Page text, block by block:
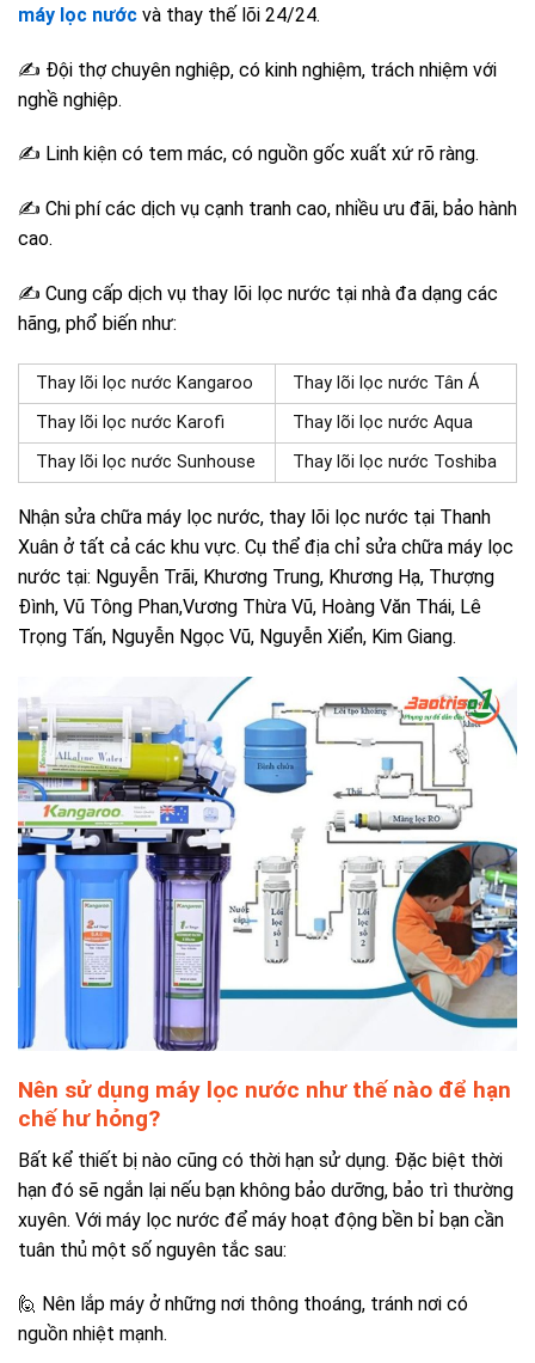
máy lọc nước và thay thế lõi 24/24.
✍ Đội thợ chuyên nghiệp, có kinh nghiệm, trách nhiệm với
nghề nghiệp.
✍ Linh kiện có tem mác, có nguồn gốc xuất xứ rõ ràng.
✍ Chi phí các dịch vụ cạnh tranh cao, nhiều ưu đãi, bảo hành
cao.
✍ Cung cấp dịch vụ thay lõi lọc nước tại nhà đa dạng các
hãng, phổ biến như:
Thay lõi lọc nước Kangaroo
Thay lõi lọc nước Tân Á
Thay lõi lọc nước Karofi
Thay lõi lọc nước Aqua
Thay lõi lọc nước Sunhouse
Thay lõi lọc nước Toshiba
Nhận sửa chữa máy lọc nước, thay lõi lọc nước tại Thanh
Xuân ở tất cả các khu vực. Cụ thể địa chỉ sửa chữa máy lọc
nước tại: Nguyễn Trãi, Khương Trung, Khương Hạ, Thượng
Đình, Vũ Tông Phan,Vương Thừa Vũ, Hoàng Văn Thái, Lê
Trọng Tấn, Nguyễn Ngọc Vũ, Nguyễn Xiển, Kim Giang.
Nên sử dụng máy lọc nước như thế nào để hạn
chế hư hỏng?
Bất kể thiết bị nào cũng có thời hạn sử dụng. Đặc biệt thời
hạn đó sẽ ngắn lại nếu bạn không bảo dưỡng, bảo trì thường
xuyên. Với máy lọc nước để máy hoạt động bền bỉ bạn cần
tuân thủ một số nguyên tắc sau:
🙋 Nên lắp máy ở những nơi thông thoáng, tránh nơi có
nguồn nhiệt mạnh.